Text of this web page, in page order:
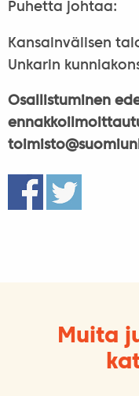
Puhetta johtaa:
Kansainvälisen
Unkarin
Osallistuminen
toimisto@
Muita